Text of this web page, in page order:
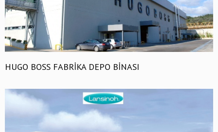
HUGO BOSS FABRİKA DEPO BİNASI